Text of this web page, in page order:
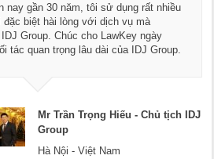
nay gần 30 năm, tôi sử dụng rất nhiều
biệt hài lòng với dịch vụ mà
Group. Chúc cho LawKey ngày
tác quan trọng lâu dài của IDJ Group.
Mr Trần Trọng Hiếu - Chủ tịch IDJ
Group
Hà Nội - Việt Nam